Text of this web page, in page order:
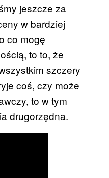
jeszcze za
w bardziej
co mogę
to to, że
szczery
coś, czy może
to w tym
drugorzędna.